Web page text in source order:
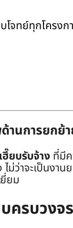
โจทย์ทุกโคร
านการยก
ฮี๊ยบรับจ้าง ที่มี
ม่ว่าจะเป็นง
ยม
บครบวง